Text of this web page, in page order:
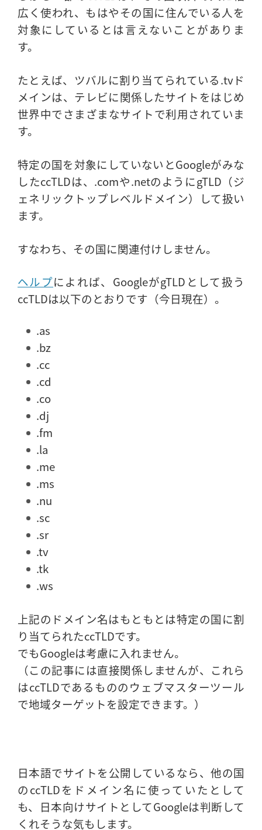
広く使われ、もはやその国に住んでいる人を
対象にしているとは言えないことがありま
す。
たとえば、ツバルに割り当てられている.tvド
メインは、テレビに関係したサイトをはじめ
世界中でさまざまなサイトで利用されていま
す。
特定の国を対象にしていないとGoogleがみな
したccTLDは、.comや.netのようにgTLD（ジ
ェネリックトップレベルドメイン）して扱い
ます。
すなわち、その国に関連付けしません。
ヘルプによれば、GoogleがgTLDとして扱う
ccTLDは以下のとおりです（今日現在）。
.as
.bz
.cc
.cd
.co
.dj
.fm
.la
.me
.ms
.nu
.sc
.sr
.tv
.tk
.ws
上記のドメイン名はもともとは特定の国に割
り当てられたccTLDです。
でもGoogleは考慮に入れません。
（この記事には直接関係しませんが、これら
はccTLDであるもののウェブマスターツール
で地域ターゲットを設定できます。）
日本語でサイトを公開しているなら、他の国
のccTLDをドメイン名に使っていたとして
も、日本向けサイトとしてGoogleは判断して
くれそうな気もします。